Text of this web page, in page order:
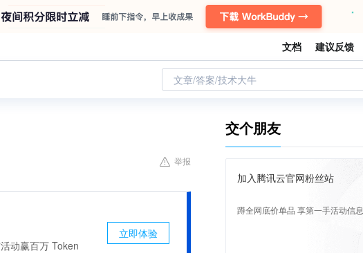
文档 建议反馈
文章/答案/技术大牛
举报
动赢百万 Token
立即体验
交个朋友
加入腾讯云官网粉丝站
蹲全网底价单品 享第一手活动信息